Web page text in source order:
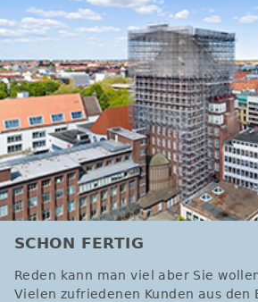
SCHON FERTIG
Reden kann man viel aber Sie
Vielen zufriedenen Kunden aus den